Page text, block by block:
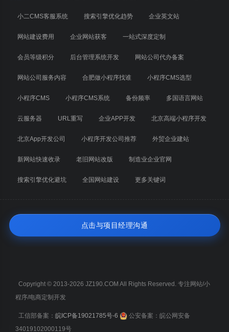
小二CMS客服系统 搜索引擎优化趋势 企业英文站
网站建设费用 企业网站获客 一站式深度定制
会员等级积分 后台管理系统开发 网站公司代办备案
网站公司服务内容 合肥做小程序找谁 小程序CMS选型
小程序CMS 小程序CMS系统 备份频率 多国语言网站
云服务器 URL重写 企业APP开发 北京高端小程序开发
北京App开发公司 小程序开发公司推荐 外贸企业建站
新网站快速收录 老旧网站改版 制造业企业官网
搜索引擎优化避坑 全国网站建设 更多关键词
点击与项目经理沟通
Copyright © 2013-2026 JZ190.COM All Rights Reserved. 专注网站/小
程序/电商定制开发
工信部备案： 皖ICP备19021785号-6
公安备案：皖公网安备
34019102000119号